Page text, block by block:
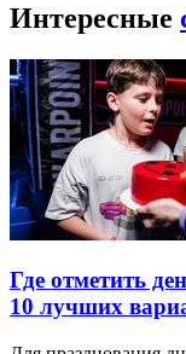
Интересные
Где отметить
10 лучших